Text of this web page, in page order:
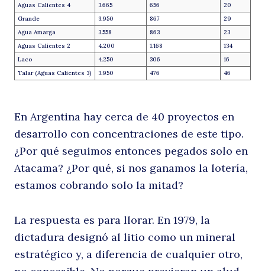
Aguas Calientes 4
3.665 656
20
Grande
3.950 867
29
Agua Amarga
3.558 863
23
Aguas Calientes 2
4.200 1.168
134
Laco
4.250 306
16
Talar (Aguas Calientes 3)
3.950 476 46
En Argentina hay cerca de 40 proyectos en
desarrollo con concentraciones de este tipo.
¿Por qué seguimos entonces pegados solo en
Atacama? ¿Por qué, si nos ganamos la lotería,
estamos cobrando solo la mitad?
La respuesta es para llorar. En 1979, la
dictadura designó al litio como un mineral
estratégico y, a diferencia de cualquier otro,